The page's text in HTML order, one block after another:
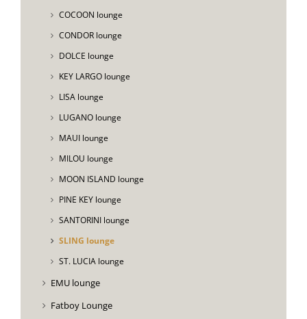
COCOON lounge
CONDOR lounge
DOLCE lounge
KEY LARGO lounge
LISA lounge
LUGANO lounge
MAUI lounge
MILOU lounge
MOON ISLAND lounge
PINE KEY lounge
SANTORINI lounge
SLING lounge
ST. LUCIA lounge
EMU lounge
Fatboy Lounge